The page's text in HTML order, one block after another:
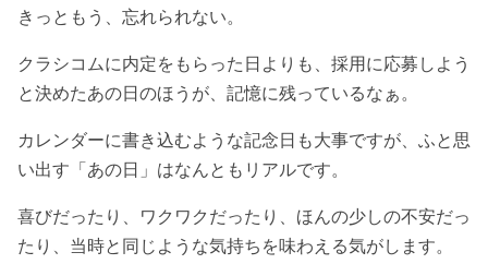
きっともう、忘れられない。
クラシコムに内定をもらった日よりも、採用に応募しよう
と決めたあの日のほうが、記憶に残っているなぁ。
カレンダーに書き込むような記念日も大事ですが、ふと思
い出す「あの日」はなんともリアルです。
喜びだったり、ワクワクだったり、ほんの少しの不安だっ
たり、当時と同じような気持ちを味わえる気がします。